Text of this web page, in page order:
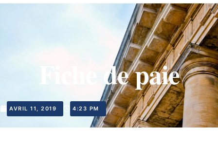
Fiche de paie
AVRIL 11, 2019 4:23 PM